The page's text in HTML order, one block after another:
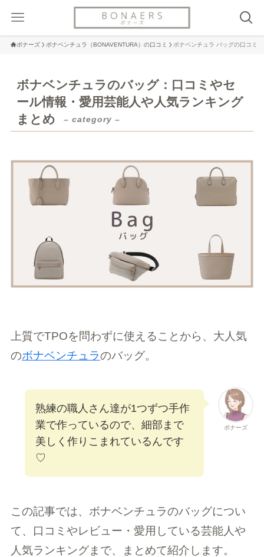
ボナーズ ボナベンチュラ（BONAVENTURA）の口コミ ボナベンチュラ バッグの口コミ
ボナベンチュラのバッグ：口コミやセ
ール情報・愛用芸能人や人気ランキング
まとめ
– category –
上質でTPOを問わずに使えることから、大人気
のボナベンチュラのバッグ。
ボナーズ
熟練の職人さん達が1つずつ手作
業で作っているので、細部まで
美しく作りこまれているんです
♡
この記事では、ボナベンチュラのバッグについ
て、口コミやレビュー・愛用している芸能人や
人気ランキングまで、まとめて紹介します。